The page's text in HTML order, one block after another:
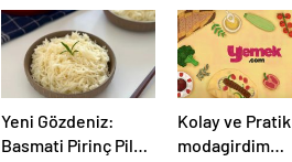
Yeni Gözdeniz:
Basmati Pirinç Pilavı
Kolay ve Pratik
modagirdim